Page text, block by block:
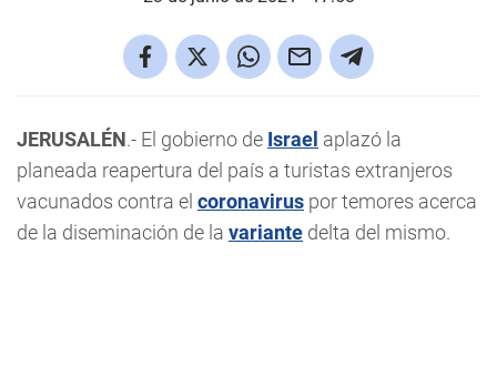
JERUSALÉN.- El gobierno de Israel aplazó la
planeada reapertura del país a turistas extranjeros
vacunados contra el coronavirus por temores acerca
de la diseminación de la variante delta del mismo.